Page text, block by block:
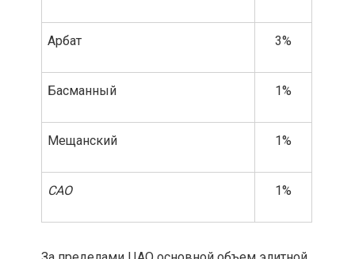
Арбат 3%
Басманный 1%
Мещанский 1%
САО 1%